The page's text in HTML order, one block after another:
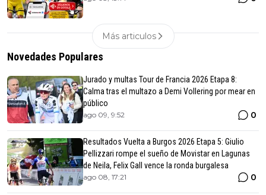
Más articulos
Novedades Populares
Jurado y multas Tour de Francia 2026 Etapa 8:
Calma tras el multazo a Demi Vollering por mear en
público
ago 09, 9:52 0
Resultados Vuelta a Burgos 2026 Etapa 5: Giulio
Pellizzari rompe el sueño de Movistar en Lagunas
de Neila, Felix Gall vence la ronda burgalesa
ago 08, 17:21 0